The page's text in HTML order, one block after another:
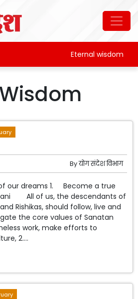
Eternal wisdom
Byयोग संदेश विभाग
our dreams 1. Become a true
All of us, the descendants of
Rishikas, should follow, live and
the core values ​​of Sanatan
work, make efforts to
2....